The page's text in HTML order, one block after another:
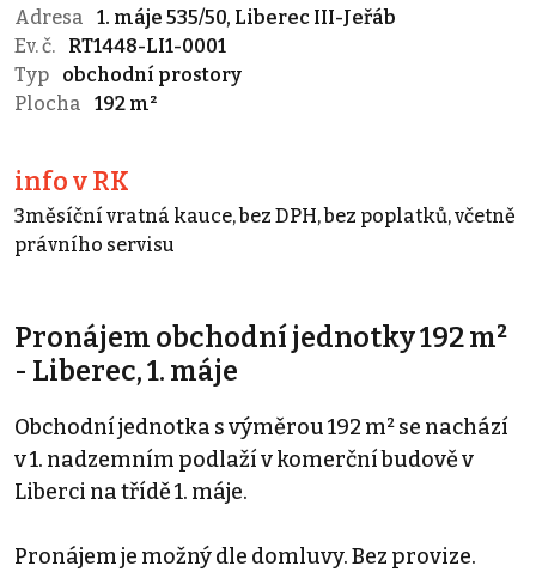
Adresa
1. máje 535/50, Liberec III-Jeřáb
Ev. č.
RT1448-LI1-0001
Typ
obchodní prostory
Plocha
192 m²
info v RK
3měsíční vratná kauce, bez DPH, bez poplatků, včetně
právního servisu
Pronájem obchodní jednotky 192 m²
- Liberec, 1. máje
Obchodní jednotka s výměrou 192 m² se nachází
v 1. nadzemním podlaží v komerční budově v
Liberci na třídě 1. máje.
Pronájem je možný dle domluvy. Bez provize.